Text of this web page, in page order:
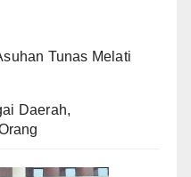
Tunas Melati
Daerah,